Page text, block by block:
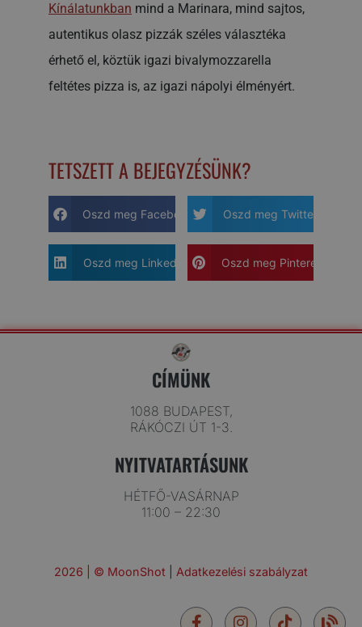
Kínálatunkban mind a Marinara, mind sajtos,
autentikus olasz pizzák széles választéka
érhető el, köztük igazi bivalymozzarella
feltétes pizza is, az igazi nápolyi élményért.
TETSZETT A BEJEGYZÉSÜNK?
Oszd meg Facebook-on Oszd meg Twitter-en
Oszd meg LinkedIN-en Oszd meg Pinterest-en
CÍMÜNK
1088 BUDAPEST,
RÁKÓCZI ÚT 1-3.
NYITVATARTÁSUNK
HÉTFŐ-VASÁRNAP
11:00 – 22:30
2026 | © MoonShot Adatkezelési szabályzat